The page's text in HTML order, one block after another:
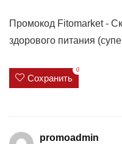
Промокод Fitomarket -
здорового питания
Сохранить
0
promoadmin